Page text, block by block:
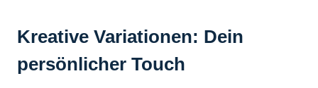
Kreative Variationen: Dein
persönlicher Touch